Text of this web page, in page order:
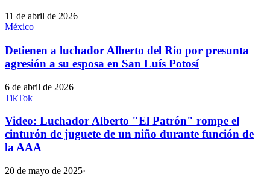
11 de abril de 2026
México
Detienen a luchador Alberto del Río por presunta
agresión a su esposa en San Luís Potosí
6 de abril de 2026
TikTok
Video: Luchador Alberto "El Patrón" rompe el
cinturón de juguete de un niño durante función de
la AAA
20 de mayo de 2025·